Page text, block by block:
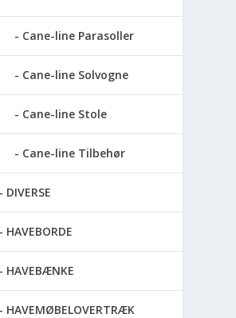
Cane-line Parasoller
Cane-line Solvogne
Cane-line Stole
Cane-line Tilbehør
DIVERSE
HAVEBORDE
HAVEBÆNKE
HAVEMØBELOVERTRÆK